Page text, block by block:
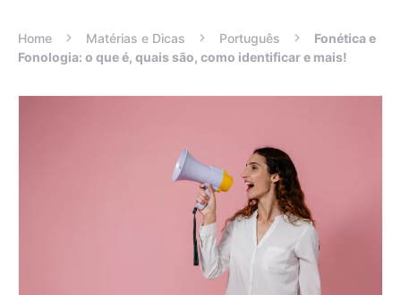
Home Matérias e Dicas Português
Fonética e
Fonologia: o que é, quais são, como identificar e mais!